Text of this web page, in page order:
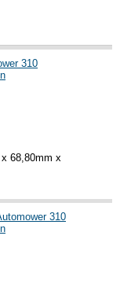
310
68,80mm x
310